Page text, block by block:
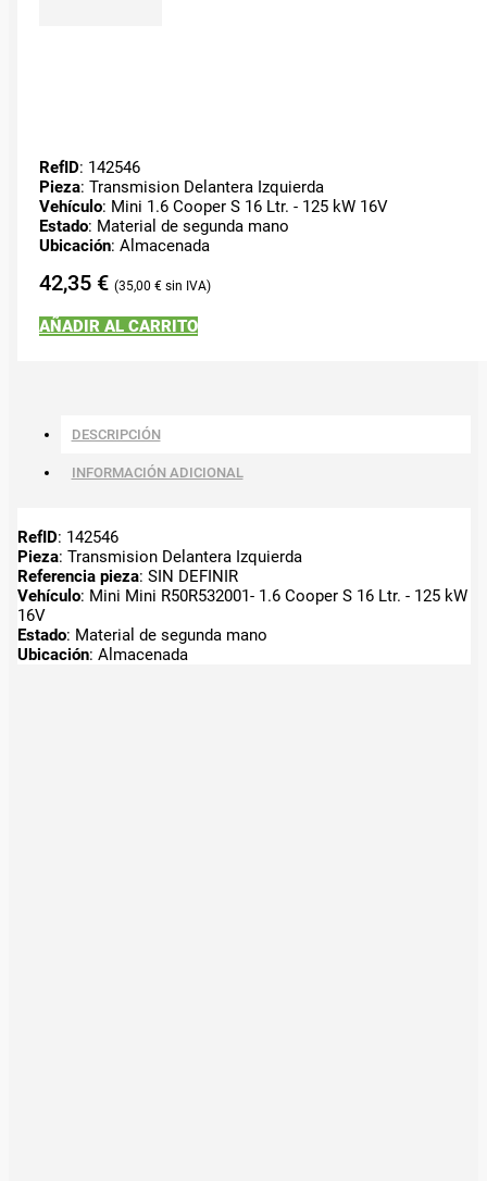
RefID: 142546
Pieza: Transmision Delantera Izquierda
Vehículo: Mini 1.6 Cooper S 16 Ltr. - 125 kW 16V
Estado: Material de segunda mano
Ubicación: Almacenada
42,35 € 35,00 €
AÑADIR AL CARRITO
DESCRIPCIÓN
INFORMACIÓN ADICIONAL
RefID: 142546
Pieza: Transmision Delantera Izquierda
Referencia pieza: SIN DEFINIR
Vehículo: Mini Mini R50R532001- 1.6 Cooper S 16 Ltr. - 125 kW
16V
Estado: Material de segunda mano
Ubicación: Almacenada